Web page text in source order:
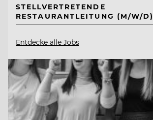
STELLVERTRETENDE
RESTAURANTLEITUNG (M/W/D)
Entdecke alle Jobs